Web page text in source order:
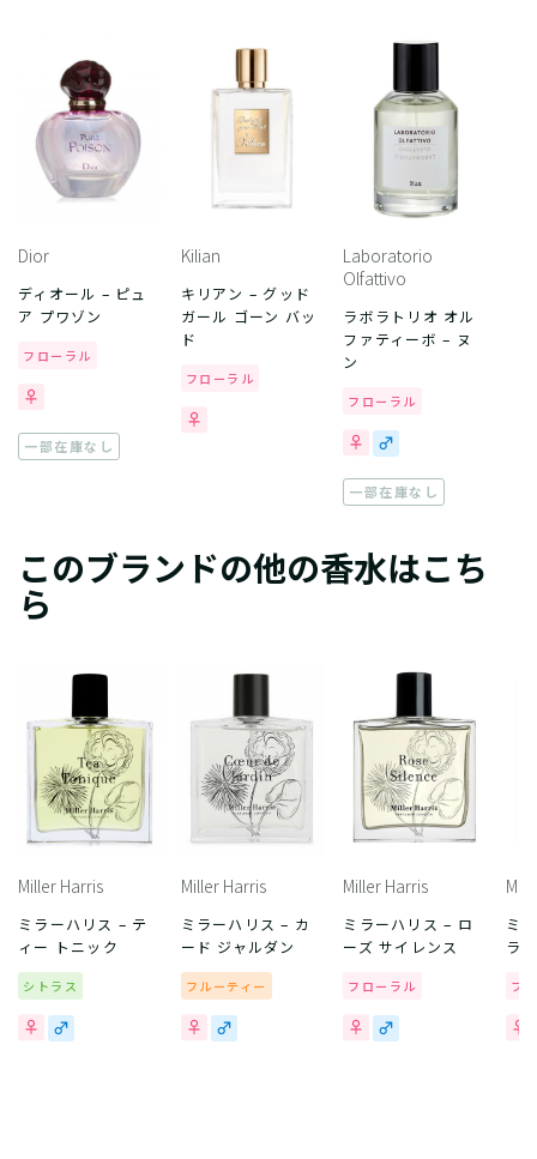
Dior
ディオール – ピュ
ア プワゾン
フローラル
一部在庫なし
Kilian
キリアン – グッド
ガール ゴーン バッ
ド
フローラル
Laboratorio
Olfattivo
ラボラトリオ オル
ファティーボ – ヌ
ン
フローラル
一部在庫なし
このブランドの他の香水はこち
ら
Miller Harris
ミラーハリス – テ
ィー トニック
シトラス
Miller Harris
ミラーハリス – カ
ード ジャルダン
フルーティー
Miller Harris
ミラーハリス – ロ
ーズ サイレンス
フローラル
ミ
ラ
フ